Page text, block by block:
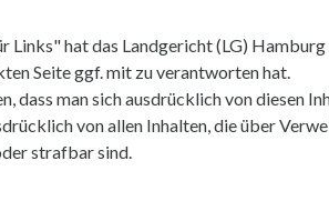
hat das Landgericht (LG) Hamburg
Seite ggf. mit zu verantworten hat.
dass man sich ausdrücklich von diesen
von allen Inhalten, die über
strafbar sind.